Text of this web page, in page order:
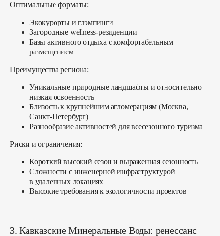
Оптимальные форматы:
Экокурорты и глэмпинги
Загородные wellness-резиденции
Базы активного отдыха с комфортабельным
размещением
Преимущества региона:
Уникальные природные ландшафты и относительно
низкая освоенность
Близость к крупнейшим агломерациям (Москва,
Санкт-Петербург)
Разнообразие активностей для всесезонного туризма
Риски и ограничения:
Короткий высокий сезон и выраженная сезонность
Сложности с инженерной инфраструктурой
в удаленных локациях
Высокие требования к экологичности проектов
3. Кавказские Минеральные Воды: ренессанс